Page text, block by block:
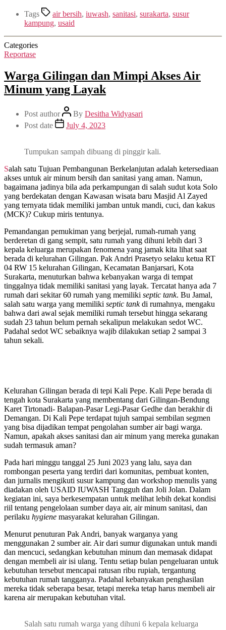
Tags air bersih, iuwash, sanitasi, surakarta, susur
kampung, usaid
Categories
Reportase
Warga Gilingan dan Mimpi Akses Air
Minum yang Layak
Post author By Desitha Widyasari
Post date
July 4, 2023
Tumpukan sampah dibuang di pinggir kali.
Salah satu Tujuan Pembangunan Berkelanjutan adalah ketersediaan
akses untuk air minum bersih dan sanitasi yang aman. Namun,
bagaimana jadinya bila ada perkampungan di salah sudut kota Solo
yang berdekatan dengan Kawasan wisata baru Masjid Al Zayed
yang ternyata tidak memiliki jamban untuk mandi, cuci, dan kakus
(MCK)? Cukup miris tentunya.
Pemandangan pemukiman yang berjejal, rumah-rumah yang
berderetan di gang sempit, satu rumah yang dihuni lebih dari 3
kepala keluarga merupakan fenomena yang jamak kita lihat saat
berada di kelurahan Gilingan. Pak Andri Prasetyo selaku ketua RT
04 RW 15 kelurahan Gilingan, Kecamatan Banjarsari, Kota
Surakarta, menuturkan bahwa kebanyakan warga di tempat
tinggalnya tidak memiliki sanitasi yang layak. Tercatat hanya ada 7
rumah dari sekitar 60 rumah yang memiliki septic tank. Bu Jamal,
salah satu warga yang memiliki septic tankdi rumahnya, mengaku
bahwa dari awal sejak memiliki rumah tersebut hingga sekarang
sudah 23 tahun belum pernah sekalipun melakukan sedot WC.
Padahal sedot WC sebaiknya wajib dilakukan setiap 2 sampai 3
tahun sekali.
Kelurahan Gilingan berada di tepi Kali Pepe. Kali Pepe berada di
tengah kota Surakarta yang membentang dari Gilingan-Bendung
Karet Tirtonadi- Balapan-Pasar Legi-Pasar Gedhe dan berakhir di
Demangan. Di Kali Pepe terdapat tujuh sampai sembilan segmen
yang bisa dijadikan tempat pengolahan sumber air bagi warga.
Namun, apakah akses sanitasi dan air minum yang mereka gunakan
sudah termasuk aman?
Pada hari minggu tanggal 25 Juni 2023 yang lalu, saya dan
rombongan peserta yang terdiri dari komunitas, pembuat konten,
dan jurnalis mengikuti susur kampung dan workshop menulis yang
diadakan oleh USAID IUWASH Tangguh dan Joli Jolan. Dalam
kegiatan ini, saya berkesempatan untuk melihat lebih dekat kondisi
riil tentang pengelolaan sumber daya air, air minum sanitasi, dan
perilaku hygiene masyarakat kelurahan Gilingan.
Menurut penuturan Pak Andri, banyak warganya yang
menggunakan 2 sumber air. Air dari sumur digunakan untuk mandi
dan mencuci, sedangkan kebutuhan minum dan memasak didapat
dengan membeli air isi ulang. Tentu setiap bulan pengeluaran untuk
kebutuhan tersebut mencapai ratusan ribu rupiah, tergantung
kebutuhan rumah tangganya. Padahal kebanyakan penghasilan
mereka tidak seberapa besar, tetapi mereka tetap harus membeli air
karena air merupakan kebutuhan vital.
Salah satu rumah warga yang dihuni 6 kepala keluarga